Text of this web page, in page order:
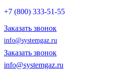
+7 (800) 333-51-55
Заказать звонок
info@systemgaz.ru
Заказать звонок
info@systemgaz.ru